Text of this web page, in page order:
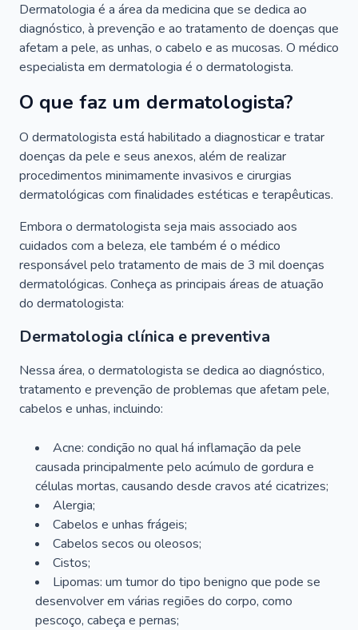
Dermatologia é a área da medicina que se dedica ao
diagnóstico, à prevenção e ao tratamento de doenças que
afetam a pele, as unhas, o cabelo e as mucosas. O médico
especialista em dermatologia é o dermatologista.
O que faz um dermatologista?
O dermatologista está habilitado a diagnosticar e tratar
doenças da pele e seus anexos, além de realizar
procedimentos minimamente invasivos e cirurgias
dermatológicas com finalidades estéticas e terapêuticas.
Embora o dermatologista seja mais associado aos
cuidados com a beleza, ele também é o médico
responsável pelo tratamento de mais de 3 mil doenças
dermatológicas. Conheça as principais áreas de atuação
do dermatologista:
Dermatologia clínica e preventiva
Nessa área, o dermatologista se dedica ao diagnóstico,
tratamento e prevenção de problemas que afetam pele,
cabelos e unhas, incluindo:
Acne: condição no qual há inflamação da pele
causada principalmente pelo acúmulo de gordura e
células mortas, causando desde cravos até cicatrizes;
Alergia;
Cabelos e unhas frágeis;
Cabelos secos ou oleosos;
Cistos;
Lipomas: um tumor do tipo benigno que pode se
desenvolver em várias regiões do corpo, como
pescoço, cabeça e pernas;